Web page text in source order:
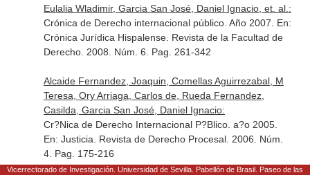
Eulalia Wladimir, Garcia San José, Daniel Ignacio, et. al.:
Crónica de Derecho internacional público. Año 2007. En:
Crónica Jurídica Hispalense. Revista de la Facultad de
Derecho. 2008. Núm. 6. Pag. 261-342
Alcaide Fernandez, Joaquin, Comellas Aguirrezabal, M
Teresa, Ory Arriaga, Carlos de, Rueda Fernandez,
Casilda, Garcia San José, Daniel Ignacio:
Cr?Nica de Derecho Internacional P?Blico. a?o 2005.
En: Justicia. Revista de Derecho Procesal. 2006. Núm.
4. Pag. 175-216
Vicerrectorado de Investigación. Universidad de Sevilla. Pabellón de Brasil. Paseo de las